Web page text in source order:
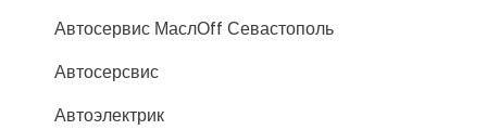
Автосервис МаслОff Севастополь
Автосерсвис
Автоэлектрик